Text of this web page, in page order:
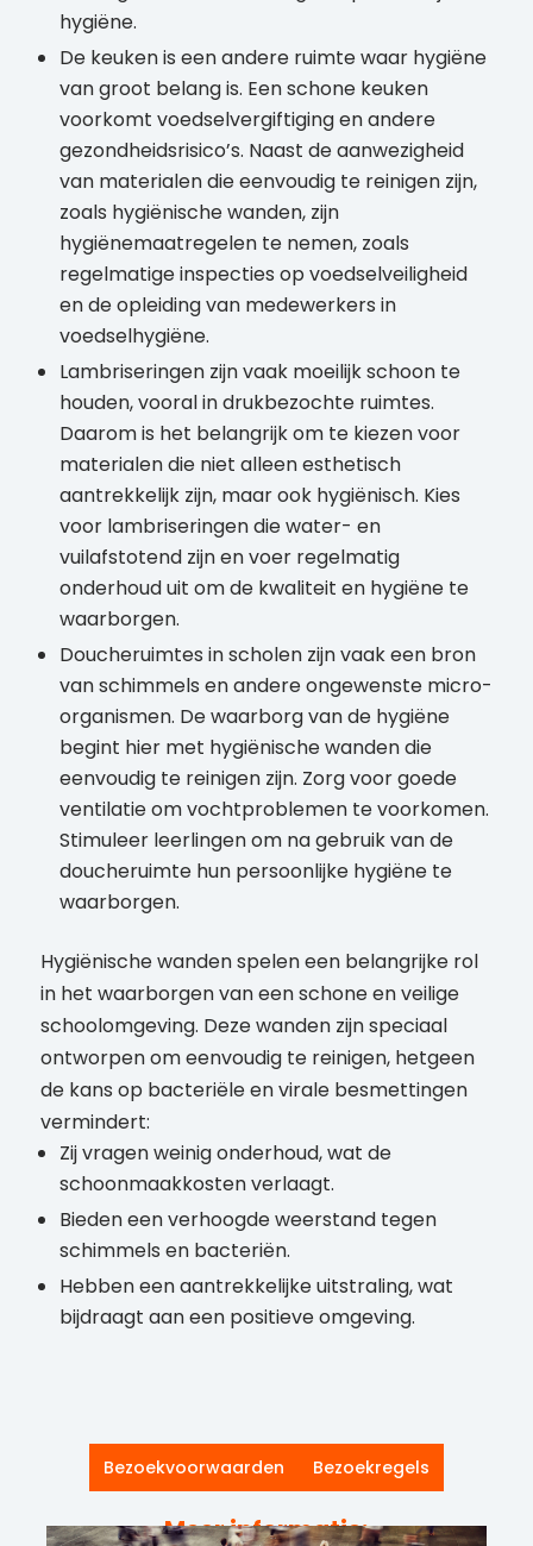
hygiëne.
De keuken is een andere ruimte waar hygiëne
van groot belang is. Een schone keuken
voorkomt voedselvergiftiging en andere
gezondheidsrisico’s. Naast de aanwezigheid
van materialen die eenvoudig te reinigen zijn,
zoals hygiënische wanden, zijn
hygiënemaatregelen te nemen, zoals
regelmatige inspecties op voedselveiligheid
en de opleiding van medewerkers in
voedselhygiëne.
Lambriseringen zijn vaak moeilijk schoon te
houden, vooral in drukbezochte ruimtes.
Daarom is het belangrijk om te kiezen voor
materialen die niet alleen esthetisch
aantrekkelijk zijn, maar ook hygiënisch. Kies
voor lambriseringen die water- en
vuilafstotend zijn en voer regelmatig
onderhoud uit om de kwaliteit en hygiëne te
waarborgen.
Doucheruimtes in scholen zijn vaak een bron
van schimmels en andere ongewenste micro-
organismen. De waarborg van de hygiëne
begint hier met hygiënische wanden die
eenvoudig te reinigen zijn. Zorg voor goede
ventilatie om vochtproblemen te voorkomen.
Stimuleer leerlingen om na gebruik van de
doucheruimte hun persoonlijke hygiëne te
waarborgen.
Hygiënische wanden spelen een belangrijke rol
in het waarborgen van een schone en veilige
schoolomgeving. Deze wanden zijn speciaal
ontworpen om eenvoudig te reinigen, hetgeen
de kans op bacteriële en virale besmettingen
vermindert:
Zij vragen weinig onderhoud, wat de
schoonmaakkosten verlaagt.
Bieden een verhoogde weerstand tegen
schimmels en bacteriën.
Hebben een aantrekkelijke uitstraling, wat
bijdraagt aan een positieve omgeving.
Bezoekvoorwaarden Bezoekregels
Meer informatie: